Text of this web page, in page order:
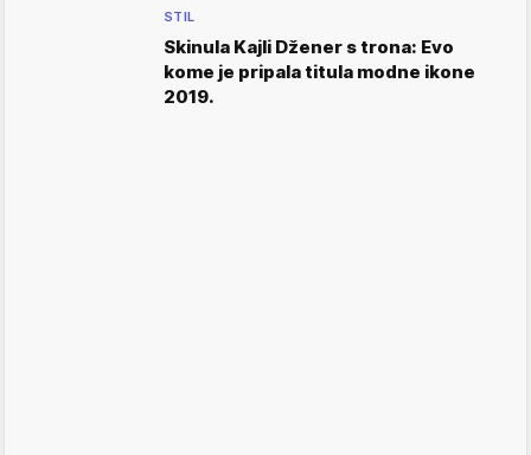
STIL
Skinula Kajli Džener s trona: Evo
kome je pripala titula modne ikone
2019.